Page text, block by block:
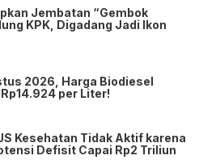
Jembatan “Gembok
KPK, Digadang Jadi Ikon
2026, Harga Biodiesel
per Liter!
Kesehatan Tidak Aktif karena
Defisit Capai Rp2 Triliun